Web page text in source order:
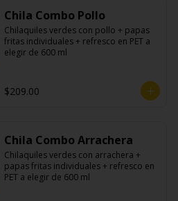
Chila Combo Pollo
Chilaquiles verdes con pollo + papas
fritas individuales + refresco en PET a
elegir de 600 ml
$209.00
Chila Combo Arrachera
Chilaquiles verdes con arrachera +
papas fritas individuales + refresco en
PET a elegir de 600 ml